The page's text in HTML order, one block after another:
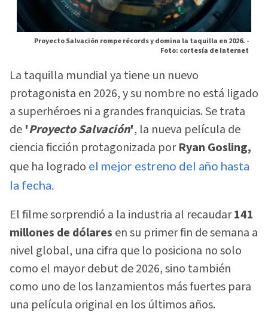
Proyecto Salvación rompe récords y domina la taquilla en 2026. -
Foto: cortesía de Internet
La taquilla mundial ya tiene un nuevo
protagonista en 2026, y su nombre no está ligado
a superhéroes ni a grandes franquicias. Se trata
de 'Proyecto Salvación', la nueva película de
ciencia ficción protagonizada porRyan Gosling,
que ha logrado el mejor estreno del año hasta
la fecha.
El filme sorprendió a la industria al recaudar141
millones de dólares en su primer fin de semana a
nivel global, una cifra que lo posiciona no solo
como el mayor debut de 2026, sino también
como uno de los lanzamientos más fuertes para
una película original en los últimos años.